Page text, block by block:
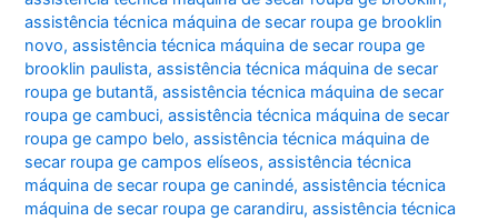
assistência técnica máquina de secar roupa ge brooklin
novo,assistência técnica máquina de secar roupa ge
brooklin paulista,assistência técnica máquina de secar
roupa ge butantã,assistência técnica máquina de secar
roupa ge cambuci,assistência técnica máquina de secar
roupa ge campo belo,assistência técnica máquina de
secar roupa ge campos elíseos,assistência técnica
máquina de secar roupa ge canindé,assistência técnica
máquina de secar roupa ge carandiru,assistência técnica